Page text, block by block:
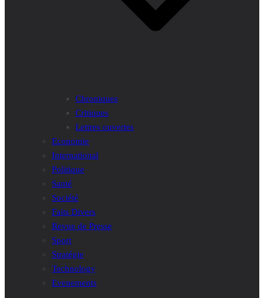
Chroniques
Critiques
Lettres ouvertes
Economie
International
Politique
Santé
Société
Faits Divers
Revue de Presse
Sport
Stratégie
Technology
Evenements